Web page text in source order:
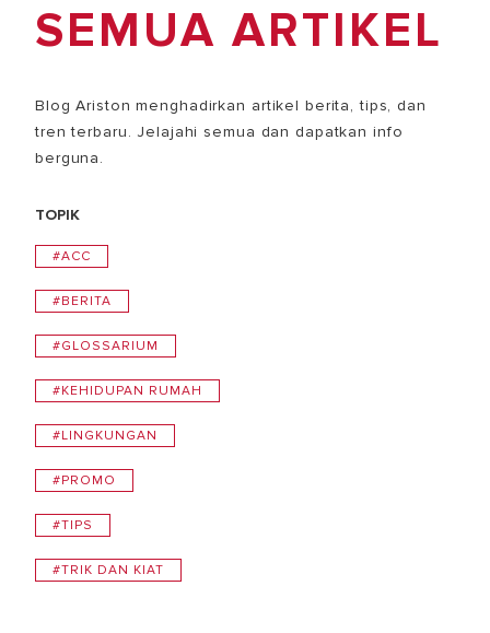
SEMUA ARTIKEL
Blog Ariston menghadirkan artikel berita, tips, dan
tren terbaru. Jelajahi semua dan dapatkan info
berguna.
TOPIK
#ACC
#BERITA
#GLOSSARIUM
#KEHIDUPAN RUMAH
#LINGKUNGAN
#PROMO
#TIPS
#TRIK DAN KIAT